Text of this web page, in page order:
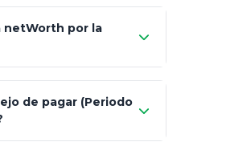
netWorth por la
de pagar (Periodo